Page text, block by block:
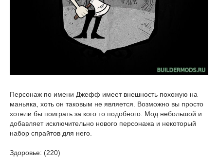
Персонаж по имени Джефф имеет внешность похожую на
маньяка, хоть он таковым не является. Возможно вы просто
хотели бы поиграть за кого то подобного. Мод небольшой и
добавляет исключительно нового персонажа и некоторый
набор спрайтов для него.
Здоровье: (220)